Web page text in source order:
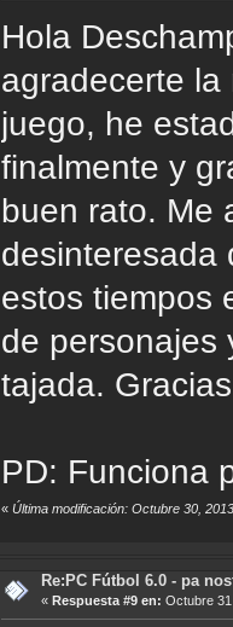
Hola
agradecerte
juego, he
finalmente y
buen rato. Me
desinteresada
estos tiempos
de personajes
tajada. Gracias
PD: Funciona
«Última modificación: Octubre 30,
Re:PC Fútbol 6.0 - pa
« Respuesta #9 en: Octubre